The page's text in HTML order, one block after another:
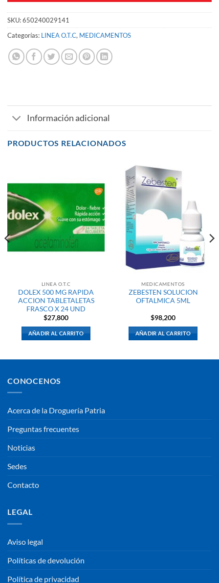
SKU:650240029141
Categorías: LINEA O.T.C, MEDICAMENTOS
Información adicional
PRODUCTOS RELACIONADOS
LINEA O.T.C
DOLEX 500 MG RAPIDA
ACCION TABLETALETAS
FRASCO X 24 UND
$27,800
AÑADIR AL CARRITO
MEDICAMENTOS
ZEBESTEN SOLUCION
OFTALMICA 5ML
$98,200
AÑADIR AL CARRITO
CONOCENOS
Acerca de la Droguería Patria
Preguntas frecuentes
Noticias
Sedes
Contacto
LEGAL
Aviso legal
Políticas de devolución
Política de privacidad